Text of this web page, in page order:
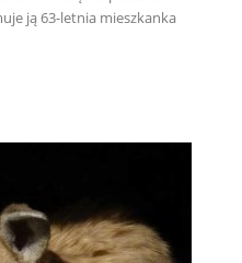
ją 63-letnia mieszkanka